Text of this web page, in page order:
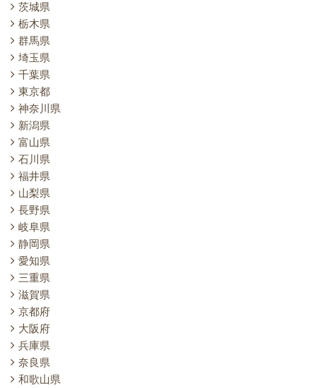
茨城県
栃木県
群馬県
埼玉県
千葉県
東京都
神奈川県
新潟県
富山県
石川県
福井県
山梨県
長野県
岐阜県
静岡県
愛知県
三重県
滋賀県
京都府
大阪府
兵庫県
奈良県
和歌山県